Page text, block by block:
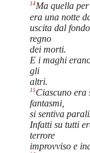
14Ma quella
era una notte
uscita dal
regno
dei morti.
E i maghi
gli
altri.
15Ciascuno era
fantasmi,
si sentiva
Infatti su tutti
terrore
improvviso e